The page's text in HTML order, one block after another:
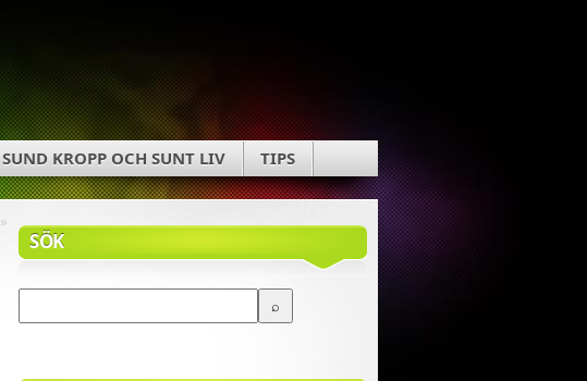
SUND KROPP OCH SUNT LIV TIPS
»
SÖK